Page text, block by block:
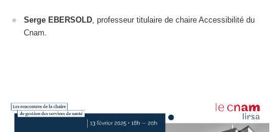
Serge EBERSOLD , professeur titulaire de chaire Accessibilité du
Cnam.